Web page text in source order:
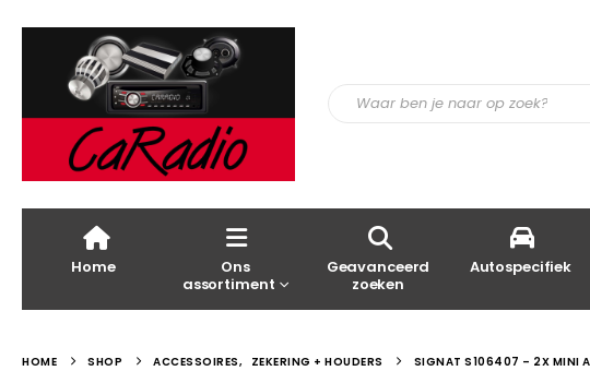
Home
Ons
assortiment
Geavanceerd
zoeken
Autospecifiek
HOME SHOP ACCESSOIRES, ZEKERING + HOUDERS SIGNAT S106407 – 2X MINI